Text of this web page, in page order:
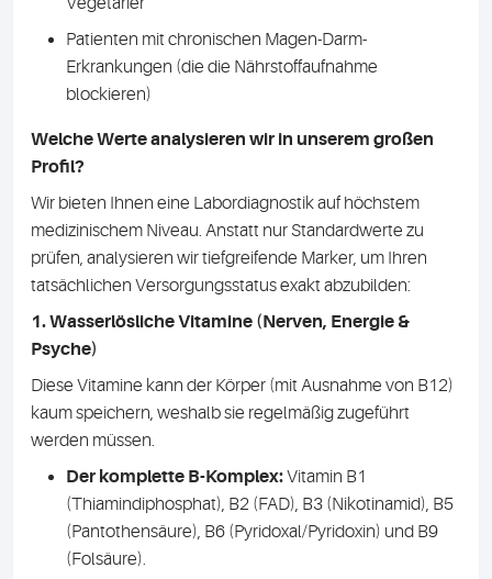
Patienten mit chronischen Magen-Darm-
Erkrankungen (die die Nährstoffaufnahme
blockieren)
Welche Werte analysieren wir in unserem großen
Profil?
Wir bieten Ihnen eine Labordiagnostik auf höchstem
medizinischem Niveau. Anstatt nur Standardwerte zu
prüfen, analysieren wir tiefgreifende Marker, um Ihren
tatsächlichen Versorgungsstatus exakt abzubilden:
1. Wasserlösliche Vitamine (Nerven, Energie &
Psyche)
Diese Vitamine kann der Körper (mit Ausnahme von B12)
kaum speichern, weshalb sie regelmäßig zugeführt
werden müssen.
Der komplette B-Komplex:Vitamin B1
(Thiamindiphosphat), B2 (FAD), B3 (Nikotinamid), B5
(Pantothensäure), B6 (Pyridoxal/Pyridoxin) und B9
(Folsäure).